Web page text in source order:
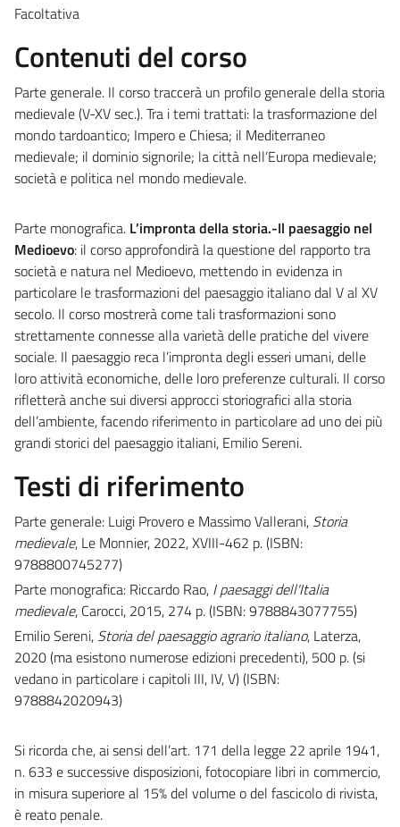
Facoltativa
Contenuti del corso
Parte generale. Il corso traccerà un profilo generale della storia
medievale (V-XV sec.). Tra i temi trattati: la trasformazione del
mondo tardoantico; Impero e Chiesa; il Mediterraneo
medievale; il dominio signorile; la città nell’Europa medievale;
società e politica nel mondo medievale.
Parte monografica. L’impronta della storia.-Il paesaggio nel
Medioevo: il corso approfondirà la questione del rapporto tra
società e natura nel Medioevo, mettendo in evidenza in
particolare le trasformazioni del paesaggio italiano dal V al XV
secolo. Il corso mostrerà come tali trasformazioni sono
strettamente connesse alla varietà delle pratiche del vivere
sociale. Il paesaggio reca l’impronta degli esseri umani, delle
loro attività economiche, delle loro preferenze culturali. Il corso
rifletterà anche sui diversi approcci storiografici alla storia
dell’ambiente, facendo riferimento in particolare ad uno dei più
grandi storici del paesaggio italiani, Emilio Sereni.
Testi di riferimento
Parte generale: Luigi Provero e Massimo Vallerani, Storia
medievale, Le Monnier, 2022, XVIII-462 p. (ISBN:
9788800745277)
Parte monografica: Riccardo Rao, I paesaggi dell'Italia
medievale, Carocci, 2015, 274 p. (ISBN: 9788843077755)
Emilio Sereni, Storia del paesaggio agrario italiano, Laterza,
2020 (ma esistono numerose edizioni precedenti), 500 p. (si
vedano in particolare i capitoli III, IV, V) (ISBN:
9788842020943)
Si ricorda che, ai sensi dell’art. 171 della legge 22 aprile 1941,
n. 633 e successive disposizioni, fotocopiare libri in commercio,
in misura superiore al 15% del volume o del fascicolo di rivista,
è reato penale.